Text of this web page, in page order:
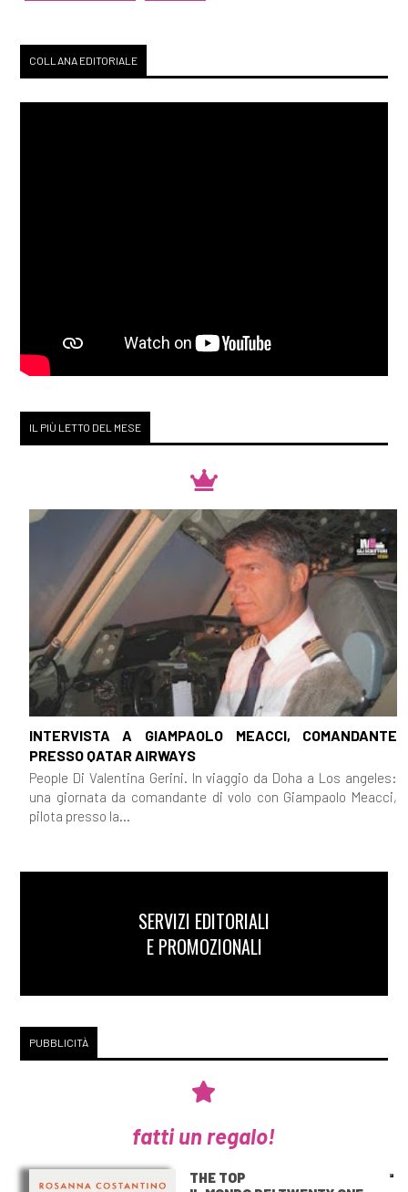
COLLANA EDITORIALE
IL PIÙ LETTO DEL MESE
INTERVISTA A GIAMPAOLO MEACCI, COMANDANTE
PRESSO QATAR AIRWAYS
People Di Valentina Gerini. In viaggio da Doha a Los angeles:
una giornata da comandante di volo con Giampaolo Meacci,
pilota presso la...
SERVIZI EDITORIALI
E PROMOZIONALI
PUBBLICITÀ
fatti un regalo!
THE TOP